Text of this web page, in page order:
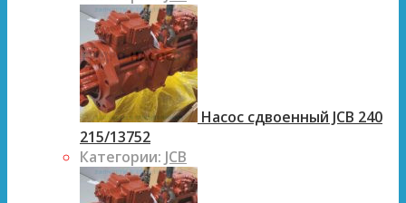
Насос сдвоенный JCB 240
215/13752
Категории: JCB